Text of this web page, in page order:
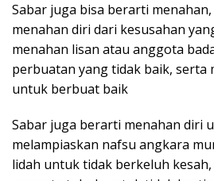
Sabar juga bisa berarti
menahan diri dari kesusahan
menahan lisan atau anggota
perbuatan yang tidak baik, serta
untuk berbuat baik
Sabar juga berarti menahan diri
melampiaskan nafsu angkara
lidah untuk tidak berkeluh